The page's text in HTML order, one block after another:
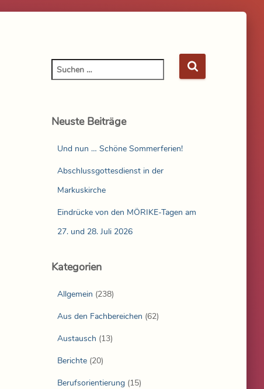
Neuste Beiträge
Und nun … Schöne Sommerferien!
Abschlussgottesdienst in der
Markuskirche
Eindrücke von den MÖRIKE-Tagen am
27. und 28. Juli 2026
Kategorien
Allgemein (238)
Aus den Fachbereichen (62)
Austausch (13)
Berichte(20)
Berufsorientierung(15)